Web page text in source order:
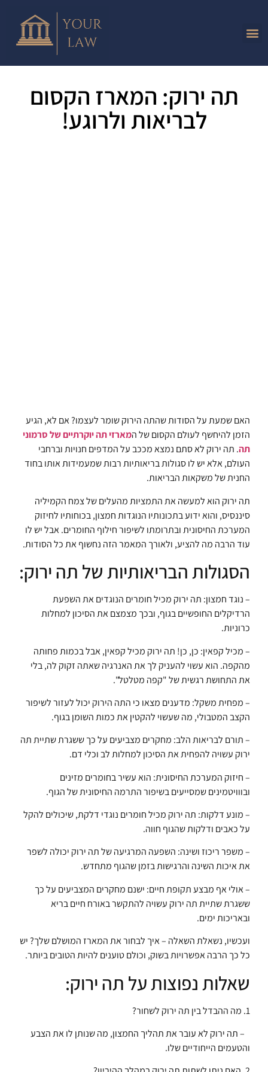
תה ירוק: המארז הקסום
לבריאות ולרוגע!
האם שמעת על הסודות שהתה הירוק שומר לעצמו? אם לא, הגיע
הזמן להיחשף לעולם הקסום של המארזי תה יוקרתיים של סרמוני
תה. תה ירוק לא סתם נמצא מככב על המדפים חנויות וברחבי
העולם, אלא יש לו סגולות בריאותיות רבות שמעמידות אותו בחוד
החנית של משקאות הבריאות.
תה ירוק הוא למעשה את התמציות מהעלים של צמח הקמיליה
סיננסיס, והוא ידוע בתכונותיו הנוגדות חמצון, בכוחותיו לחיזוק
המערכת החיסונית ובתרומתו לשיפור חילוף החומרים. אבל יש לו
עוד הרבה מה להציע, ולאורך המאמר הזה נחשוף את כל הסודות.
הסגולות הבריאותיות של תה ירוק:
– נוגד חמצון: תה ירוק מכיל חומרים הנוגדים את השפעת
הרדיקלים החופשיים בגוף, ובכך מצמצם את הסיכון למחלות
כרוניות.
– מכיל קפאין: כן, כן! תה ירוק מכיל קפאין, אבל בכמות פחותה
מהקפה. הוא עשוי להעניק לך את האנרגיה שאתה זקוק לה, בלי
את התחושת רגשית של "קפה מטלטל".
– מפחית משקל: מדענים מצאו כי התה הירוק יכול לעזור לשיפור
הקצב המטבולי, מה שעשוי להקטין את כמות השומן בגוף.
– תורם לבריאות הלב: מחקרים מצביעים על כך ששגרת שתיית תה
ירוק עשויה להפחית את הסיכון למחלות לב וכלי דם.
– חיזוק המערכת החיסונית: הוא עשיר בחומרים מזינים
ובווויטמינים שמסייעים בשיפור התרמה החיסונית של הגוף.
– מונע דלקות: תה ירוק מכיל חומרים נוגדי דלקת, שיכולים להקל
על כאבים ודלקות שהגוף חווה.
– משפר ריכוז ושינה: השפעה המרגיעה של תה ירוק יכולה לשפר
את איכות השינה והרגישות בזמן שהגוף מתחדש.
– אולי אף מבצע תקופת חיים: ישנם מחקרים המצביעים על כך
ששגרת שתיית תה ירוק עשויה להתקשר באורח חיים בריא
ובאריכות ימים.
ועכשיו, נשאלת השאלה – איך לבחור את המארז המושלם שלך? יש
כל כך הרבה אפשרויות בשוק, וכולם טוענים להיות הטובים ביותר.
שאלות נפוצות על תה ירוק:
1. מה ההבדל בין תה ירוק לשחור?
– תה ירוק לא עובר את תהליך החמצון, מה שנותן לו את הצבע
והטעמים הייחודיים שלו.